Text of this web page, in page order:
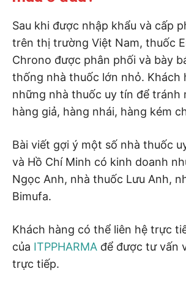
Sau khi được nhập khẩu và cấp
trên thị trường Việt Nam, thuốc
Chrono được phân phối và bày
thống nhà thuốc lớn nhỏ. Khách
những nhà thuốc uy tín để tránh
hàng giả, hàng nhái, hàng kém
Bài viết gợi ý một số nhà thuốc
và Hồ Chí Minh có kinh doanh
Ngọc Anh, nhà thuốc Lưu Anh,
Bimufa.
Khách hàng có thể liên hệ trực
của ITPPHARMA để được tư vấn
trực tiếp.